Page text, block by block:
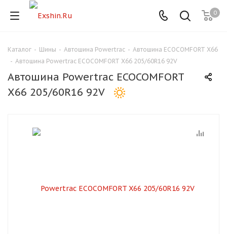
0
Каталог - Шины - Автошина Powertrac - Автошина ECOCOMFORT X66
- Автошина Powertrac ECOCOMFORT X66 205/60R16 92V
Автошина Powertrac ECOCOMFORT
X66 205/60R16 92V
Для клиентов всех банков
Разбейте
оплатуна части